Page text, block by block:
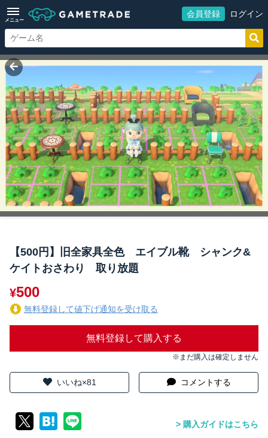
メニュー
会員登録 ログイン
【500円】旧全家具全色 エイブル靴 シャンク&
ケイトおさわり 取り放題
¥500
無料登録して値下げ通知を受け取る
無料登録して購入する
※まだ購入は確定しません
いいね×81 コメントする
購入ガイドはこちら